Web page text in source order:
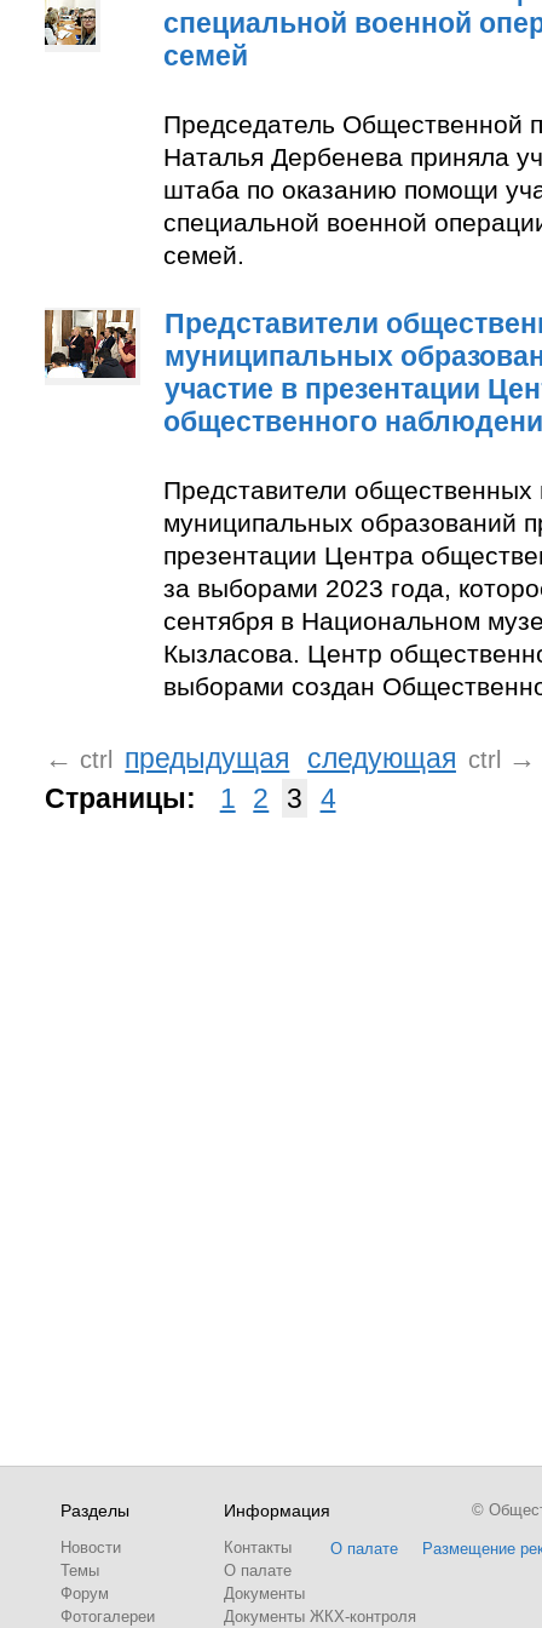
специальной военной
семей
Председатель Общественной
Наталья Дербенева приняла
штаба по оказанию помощи
специальной военной
семей.
Представители
муниципальных
участие в презентации
общественного
Представители общественных
муниципальных образований
презентации Центра
за выборами 2023 года,
сентября в Национальном
Кызласова. Центр
выборами создан
← ctrl предыдущая следующая ctrl
→
Страницы:
1 2 3 4
Разделы
Новости
Темы
Форум
Фотогалереи
Информация
Контакты
О палате
Документы
Документы ЖКХ-контроля
О палате Размещение
©